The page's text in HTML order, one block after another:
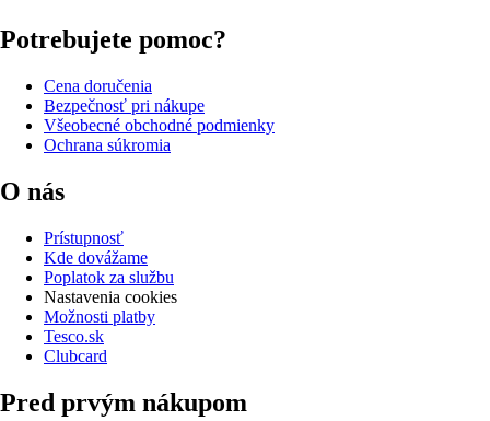
Potrebujete pomoc?
Cena doručenia
Bezpečnosť pri nákupe
Všeobecné obchodné podmienky
Ochrana súkromia
O nás
Prístupnosť
Kde dovážame
Poplatok za službu
Nastavenia cookies
Možnosti platby
Tesco.sk
Clubcard
Pred prvým nákupom